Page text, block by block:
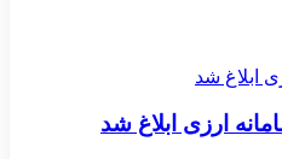
ارزی ابلاغ شد